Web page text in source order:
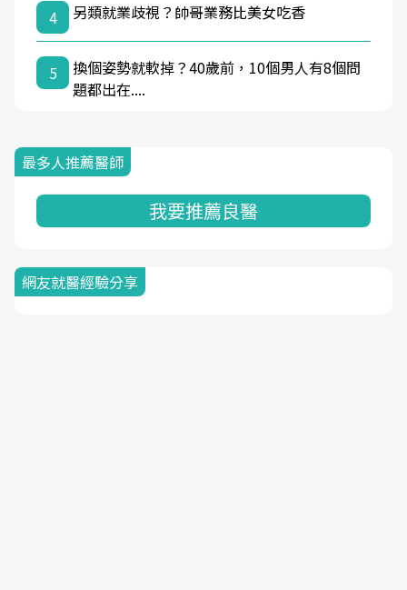
4
另類就業歧視？帥哥業務比美女吃香
5
換個姿勢就軟掉？40歲前，10個男人有8個問
題都出在....
最多人推薦醫師
我要推薦良醫
網友就醫經驗分享